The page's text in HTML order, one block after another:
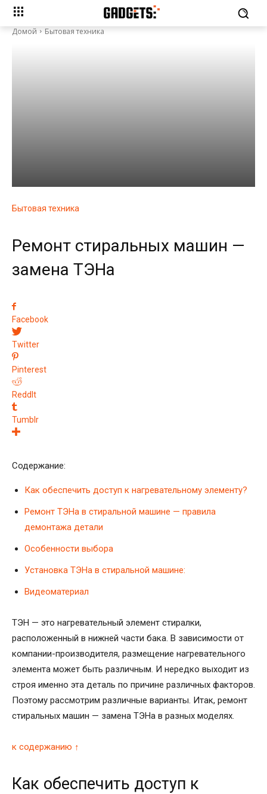
Домой Бытовая техника
Бытовая техника
Ремонт стиральных машин —
замена ТЭНа
Facebook
Twitter
Pinterest
ReddIt
Tumblr
Содержание:
Как обеспечить доступ к нагревательному элементу?
Ремонт ТЭНа в стиральной машине — правила
демонтажа детали
Особенности выбора
Установка ТЭНа в стиральной машине:
Видеоматериал
ТЭН — это нагревательный элемент стиралки,
расположенный в нижней части бака. В зависимости от
компании-производителя, размещение нагревательного
элемента может быть различным. И нередко выходит из
строя именно эта деталь по причине различных факторов.
Поэтому рассмотрим различные варианты. Итак, ремонт
стиральных машин — замена ТЭНа в разных моделях.
к содержанию ↑
Как обеспечить доступ к